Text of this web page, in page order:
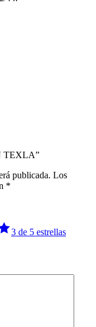
TEXLA”
publicada. Los
*
3 de 5 estrellas